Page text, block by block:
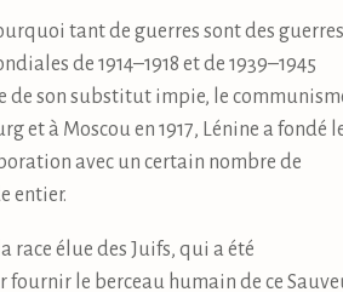
tant de guerres sont des
de 1914–1918 et de 1939–1945
de son substitut impie, le
à Moscou en 1917, Lénine a fondé
avec un certain nombre de
entier.
race élue des Juifs, qui a été
le berceau humain de ce